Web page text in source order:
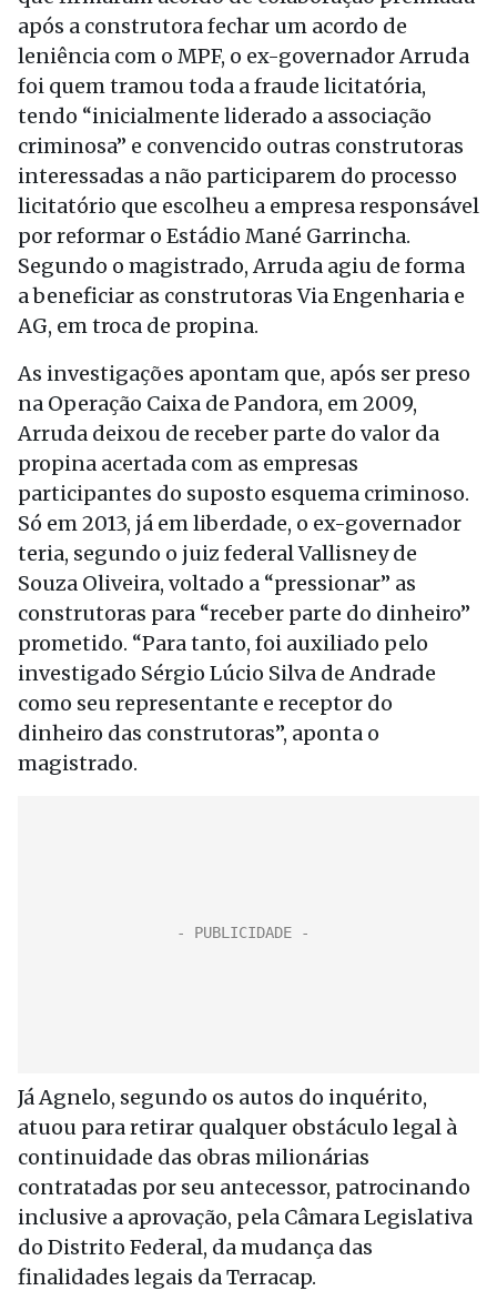
após a construtora fechar um acordo de
leniência com o MPF, o ex-governador Arruda
foi quem tramou toda a fraude licitatória,
tendo “inicialmente liderado a associação
criminosa” e convencido outras construtoras
interessadas a não participarem do processo
licitatório que escolheu a empresa responsável
por reformar o Estádio Mané Garrincha.
Segundo o magistrado, Arruda agiu de forma
a beneficiar as construtoras Via Engenharia e
AG, em troca de propina.
As investigações apontam que, após ser preso
na Operação Caixa de Pandora, em 2009,
Arruda deixou de receber parte do valor da
propina acertada com as empresas
participantes do suposto esquema criminoso.
Só em 2013, já em liberdade, o ex-governador
teria, segundo o juiz federal Vallisney de
Souza Oliveira, voltado a “pressionar” as
construtoras para “receber parte do dinheiro”
prometido. “Para tanto, foi auxiliado pelo
investigado Sérgio Lúcio Silva de Andrade
como seu representante e receptor do
dinheiro das construtoras”, aponta o
magistrado.
Já Agnelo, segundo os autos do inquérito,
atuou para retirar qualquer obstáculo legal à
continuidade das obras milionárias
contratadas por seu antecessor, patrocinando
inclusive a aprovação, pela Câmara Legislativa
do Distrito Federal, da mudança das
finalidades legais da Terracap.